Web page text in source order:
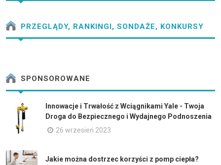
PRZEGLĄDY, RANKINGI, SONDAŻE, KONKURSY
SPONSOROWANE
Innowacje i Trwałość z Wciągnikami Yale - Twoja
Droga do Bezpiecznego i Wydajnego Podnoszenia
26 wrzesień 2023
Jakie można dostrzec korzyści z pomp ciepła?